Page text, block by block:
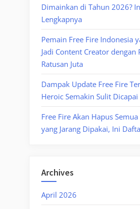
Dimainkan di Tahun 2026?
Lengkapnya
Pemain Free Fire Indonesia
Jadi Content Creator dengan
Ratusan Juta
Dampak Update Free Fire
Heroic Semakin Sulit Dicapai
Free Fire Akan Hapus Semua
yang Jarang Dipakai, Ini
Archives
April 2026